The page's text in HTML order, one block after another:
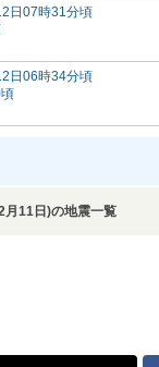
日07時31分頃
日06時34分頃
月11日)の地震一覧